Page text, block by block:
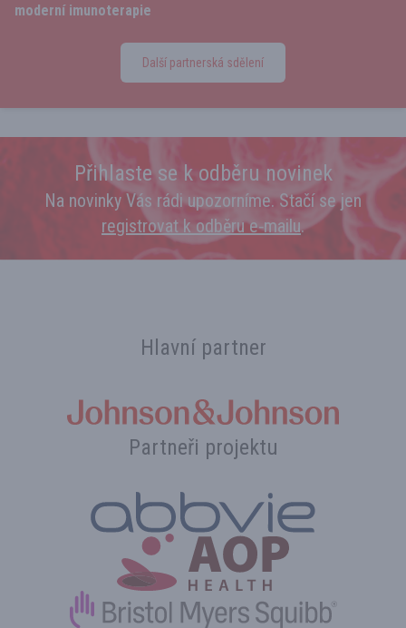
moderní imunoterapie
Další partnerská sdělení
Přihlaste se k odběru novinek
Na novinky Vás rádi upozorníme. Stačí se jen
registrovat k odběru e‑mailu.
Hlavní partner
Partneři projektu